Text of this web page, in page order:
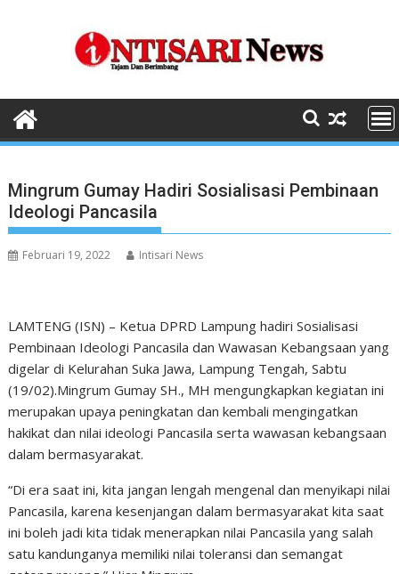
Mingrum Gumay Hadiri Sosialisasi Pembinaan
Ideologi Pancasila
Februari 19, 2022 Intisari News
LAMTENG (ISN) – Ketua DPRD Lampung hadiri Sosialisasi
Pembinaan Ideologi Pancasila dan Wawasan Kebangsaan yang
digelar di Kelurahan Suka Jawa, Lampung Tengah, Sabtu
(19/02).Mingrum Gumay SH., MH mengungkapkan kegiatan ini
merupakan upaya peningkatan dan kembali mengingatkan
hakikat dan nilai ideologi Pancasila serta wawasan kebangsaan
dalam bermasyarakat.
“Di era saat ini, kita jangan lengah mengenal dan menyikapi nilai
Pancasila, karena kesenjangan dalam bermasyarakat kita saat
ini boleh jadi kita tidak menerapkan nilai Pancasila yang salah
satu kandunganya memiliki nilai toleransi dan semangat